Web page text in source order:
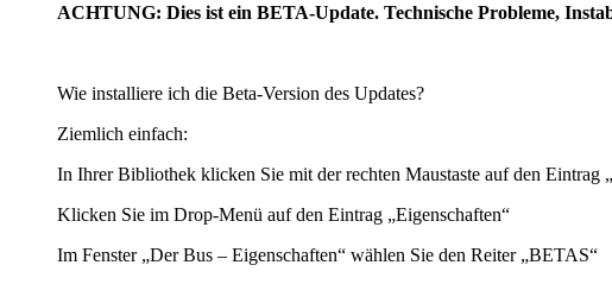
ACHTUNG: Dies ist ein BETA-Update. Technische Probleme,
Wie installiere ich die Beta-Version des Updates?
Ziemlich einfach:
In Ihrer Bibliothek klicken Sie mit der rechten Maustaste auf den Eintrag
Klicken Sie im Drop-Menü auf den Eintrag „Eigenschaften“
Im Fenster „Der Bus – Eigenschaften“ wählen Sie den Reiter „BETAS“